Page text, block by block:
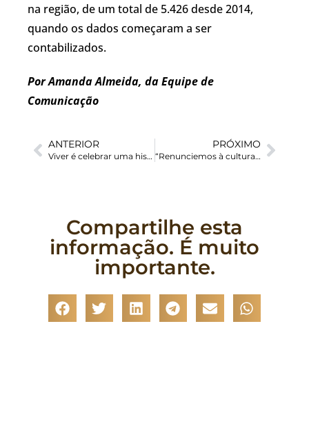
na região, de um total de 5.426 desde 2014,
quando os dados começaram a ser
contabilizados.
Por Amanda Almeida, da Equipe de
Comunicação
ANTERIOR
Viver é celebrar uma história de cumplicidade
PRÓXIMO
“Renunciemos à cultura da indiferença”, pede Papa Francisco em mensagem aos jovens reunidos no Med24
Compartilhe esta
informação. É muito
importante.